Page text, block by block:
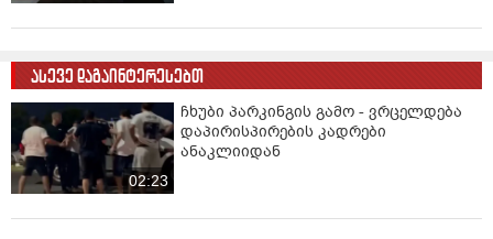
ასევე დაგაინტერესებთ
02:23
ჩხუბი პარკინგის გამო - ვრცელდება
დაპირისპირების კადრები
ანაკლიიდან